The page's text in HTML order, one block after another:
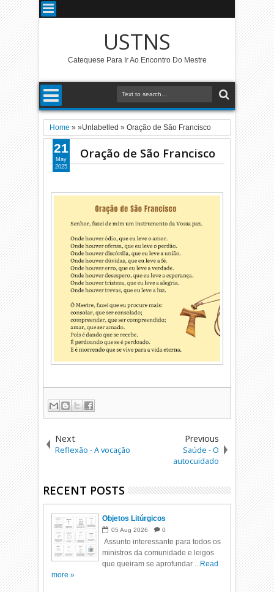
USTNS
Catequese Para Ir Ao Encontro Do Mestre
Home » »Unlabelled »Oração de São Francisco
Oração de São Francisco
21
May
2025
Next
Reflexão - A vocação
Previous
Saúde - O
autocuidado
RECENT POSTS
Objetos Litúrgicos
05 Aug 2026 0
Assunto interessante para todos os
ministros da comunidade e leigos
que queiram se aprofundar ...Read
more »